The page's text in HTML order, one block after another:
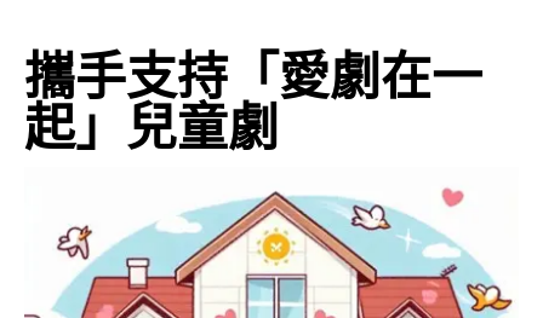
攜手支持「愛劇在一
起」兒童劇